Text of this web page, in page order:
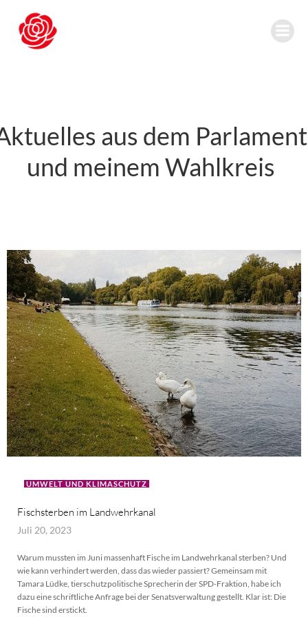
aus dem Parlament
und meinem Wahlkreis
UMWELT UND KLIMASCHUTZ
Fischsterben im Landwehrkanal
Juli 20, 2023
Warum mussten im Juni massenhaft Fische im Landwehrkanal sterben? Und
wie kann verhindert werden, dass das wieder passiert? Gemeinsam mit
Tamara Lüdke, tierschutzpolitische Sprecherin der SPD-Fraktion, habe ich
dazu eine schriftliche Anfrage bei der Senatsverwaltung gestellt. Klar ist: Die
Fische sind erstickt.